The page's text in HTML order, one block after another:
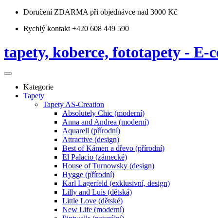
Doručení ZDARMA při objednávce nad 3000 Kč
Rychlý kontakt +420 608 449 590
tapety, koberce, fototapety - E-
Kategorie
Tapety
Tapety AS-Creation
Absolutely Chic (moderní)
Anna and Andrea (moderní)
Aquarell (přírodní)
Attractive (design)
Best of Kámen a dřevo (přírodní)
El Palacio (zámecké)
House of Turnowsky (design)
Hygge (přírodní)
Karl Lagerfeld (exklusivní, design)
Lilly and Luis (dětská)
Little Love (dětské)
New Life (moderní)